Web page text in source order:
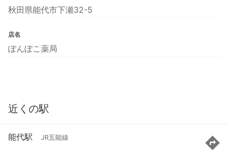
秋田県能代市下瀬32-5
店名
ぽんぽこ薬局
近くの駅
能代駅 JR五能線